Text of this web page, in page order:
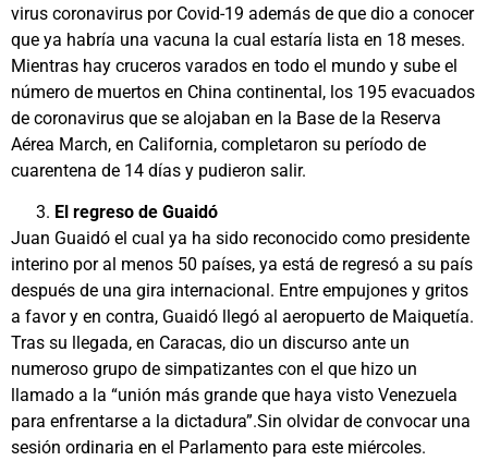
virus coronavirus por Covid-19 además de que dio a conocer
que ya habría una vacuna la cual estaría lista en 18 meses.
Mientras hay cruceros varados en todo el mundo y sube el
número de muertos en China continental, los 195 evacuados
de coronavirus que se alojaban en la Base de la Reserva
Aérea March, en California, completaron su período de
cuarentena de 14 días y pudieron salir.
El regreso de Guaidó
Juan Guaidó el cual ya ha sido reconocido como presidente
interino por al menos 50 países, ya está de regresó a su país
después de una gira internacional. Entre empujones y gritos
a favor y en contra, Guaidó llegó al aeropuerto de Maiquetía.
Tras su llegada, en Caracas, dio un discurso ante un
numeroso grupo de simpatizantes con el que hizo un
llamado a la “unión más grande que haya visto Venezuela
para enfrentarse a la dictadura”.Sin olvidar de convocar una
sesión ordinaria en el Parlamento para este miércoles.